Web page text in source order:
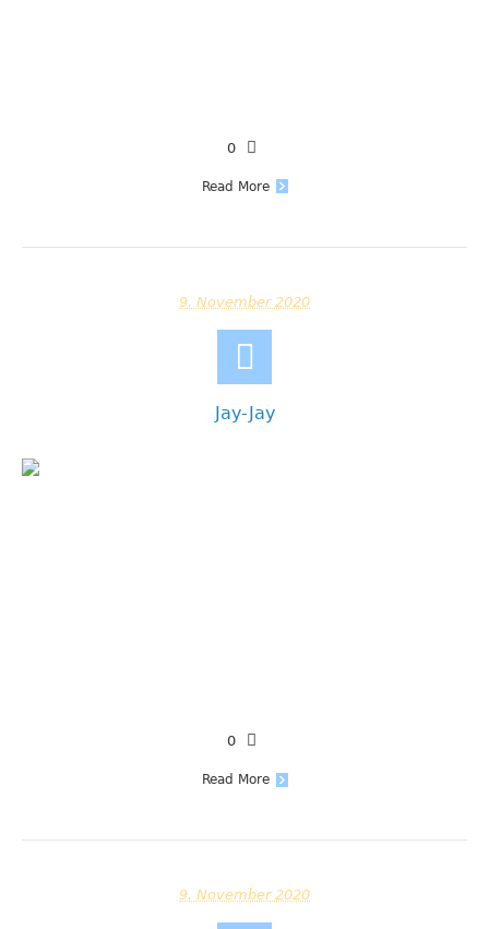
0
Read More
9. November 2020
Jay-Jay
0
Read More
9. November 2020